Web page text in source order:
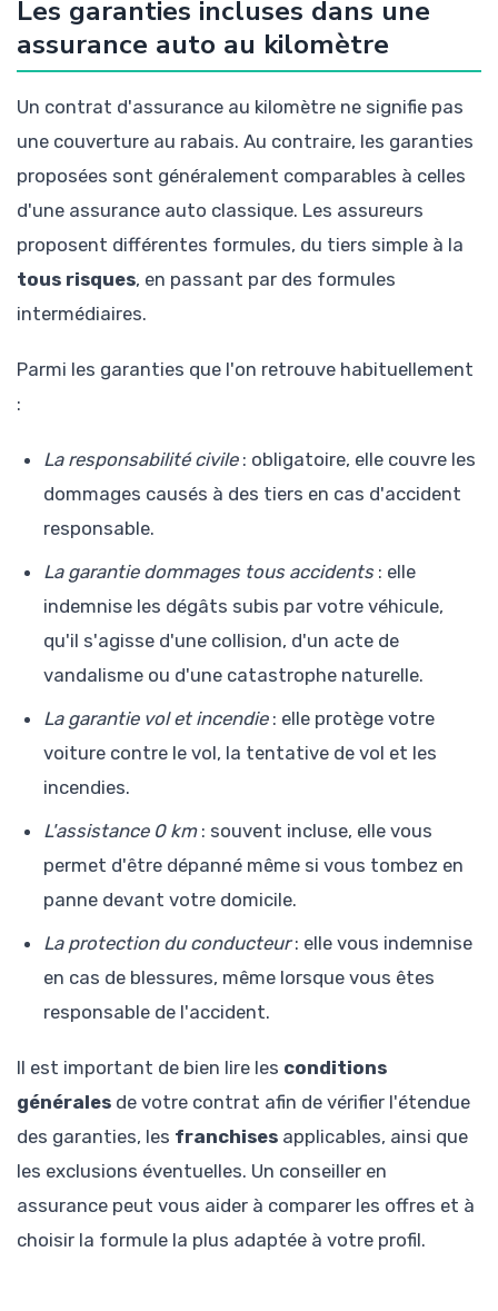
Les garanties incluses dans une
assurance auto au kilomètre
Un contrat d'assurance au kilomètre ne signifie pas
une couverture au rabais. Au contraire, les garanties
proposées sont généralement comparables à celles
d'une assurance auto classique. Les assureurs
proposent différentes formules, du tiers simple à la
tous risques, en passant par des formules
intermédiaires.
Parmi les garanties que l'on retrouve habituellement
:
La responsabilité civile: obligatoire, elle couvre les
dommages causés à des tiers en cas d'accident
responsable.
La garantie dommages tous accidents: elle
indemnise les dégâts subis par votre véhicule,
qu'il s'agisse d'une collision, d'un acte de
vandalisme ou d'une catastrophe naturelle.
La garantie vol et incendie: elle protège votre
voiture contre le vol, la tentative de vol et les
incendies.
L'assistance 0 km: souvent incluse, elle vous
permet d'être dépanné même si vous tombez en
panne devant votre domicile.
La protection du conducteur: elle vous indemnise
en cas de blessures, même lorsque vous êtes
responsable de l'accident.
Il est important de bien lire les conditions
générales de votre contrat afin de vérifier l'étendue
des garanties, les franchises applicables, ainsi que
les exclusions éventuelles. Un conseiller en
assurance peut vous aider à comparer les offres et à
choisir la formule la plus adaptée à votre profil.